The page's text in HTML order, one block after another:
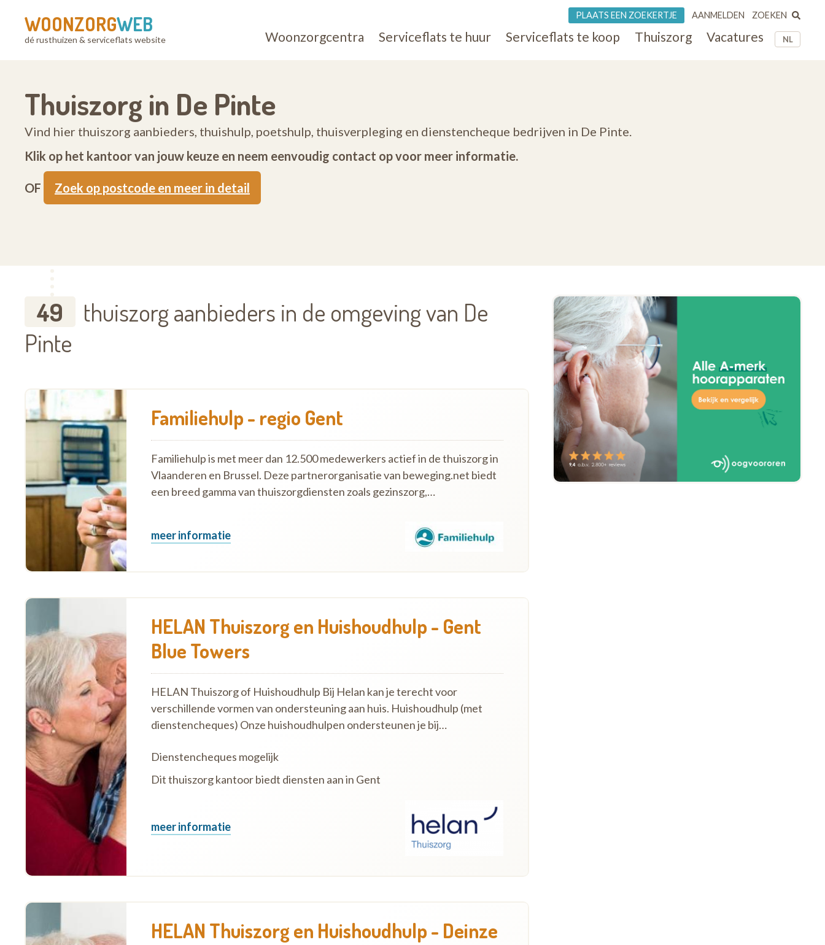
WOONZORGWEB
dé rusthuizen & serviceflats website NL
Woonzorgcentra Serviceflats te huur Serviceflats te koop Thuiszorg Vacatures
PLAATS EEN ZOEKERTJE AANMELDEN ZOEKEN
Thuiszorg in De Pinte
Vind hier thuiszorg aanbieders, thuishulp, poetshulp, thuisverpleging en dienstencheque bedrijven in De Pinte.
Klik op het kantoor van jouw keuze en neem eenvoudig contact op voor meer informatie.
OF Zoek op postcode en meer in detail
49
thuiszorg aanbieders in de omgeving van De
Pinte
Familiehulp - regio Gent
Familiehulp is met meer dan 12.500 medewerkers actief in de thuiszorg in
Vlaanderen en Brussel. Deze partnerorganisatie van beweging.net biedt
een breed gamma van thuiszorgdiensten zoals gezinszorg,…
meer informatie
HELAN Thuiszorg en Huishoudhulp - Gent
Blue Towers
HELAN Thuiszorg of Huishoudhulp Bij Helan kan je terecht voor
verschillende vormen van ondersteuning aan huis. Huishoudhulp (met
dienstencheques) Onze huishoudhulpen ondersteunen je bij…
Dienstencheques mogelijk
Dit thuiszorg kantoor biedt diensten aan in Gent
meer informatie
HELAN Thuiszorg en Huishoudhulp - Deinze